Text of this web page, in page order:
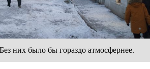
них было бы гораздо атмосфернее.